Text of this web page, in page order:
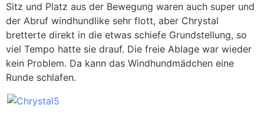
Sitz und Platz aus der Bewegung waren auch super und
der Abruf windhundlike sehr flott, aber Chrystal
bretterte direkt in die etwas schiefe Grundstellung, so
viel Tempo hatte sie drauf. Die freie Ablage war wieder
kein Problem. Da kann das Windhundmädchen eine
Runde schlafen.